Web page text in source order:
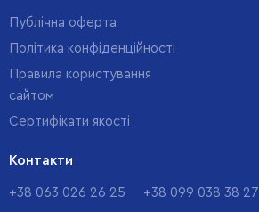
Публічна оферта
Політика конфіденційності
Правила користування
сайтом
Cертифікати якості
Контакти
+38 063 026 26 25 +38 099 038 38 27